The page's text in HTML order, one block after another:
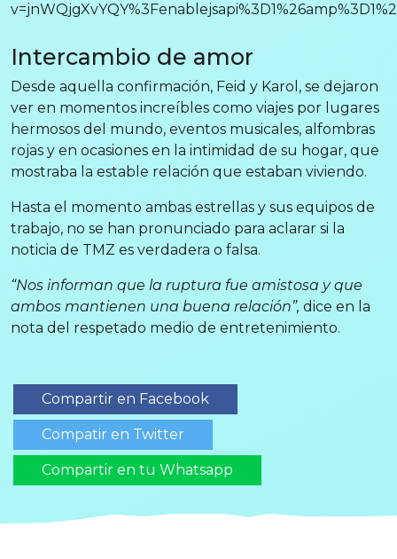
Intercambio de amor
Desde aquella confirmación, Feid y Karol, se dejaron
ver en momentos increíbles como viajes por lugares
hermosos del mundo, eventos musicales, alfombras
rojas y en ocasiones en la intimidad de su hogar, que
mostraba la estable relación que estaban viviendo.
Hasta el momento ambas estrellas y sus equipos de
trabajo, no se han pronunciado para aclarar si la
noticia de TMZ es verdadera o falsa.
“Nos informan que la ruptura fue amistosa y que
ambos mantienen una buena relación”, dice en la
nota del respetado medio de entretenimiento.
Compartir en Facebook
Compatir en Twitter
Compartir en tu Whatsapp